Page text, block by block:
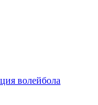
волейбола